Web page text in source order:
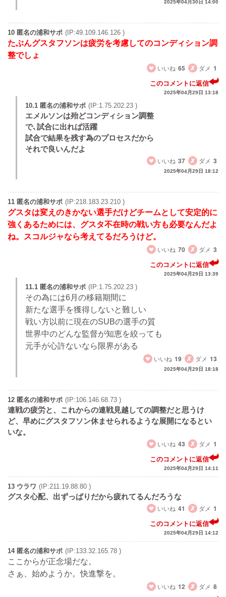
2025年04月30日 14:00
10 匿名の浦和サポ (IP:49.109.146.126 )
たぶんグスタフソンは疲労を考慮してのコンディション調
整でしょ
いいね 65 ダメ 1
このコメントに返信
2025年04月29日 13:18
10.1 匿名の浦和サポ (IP:1.75.202.23 )
エメルソンは殆どコンディション調整
で､試合に出れば活躍
試合で結果を残す為のプロセスだから
それで良いんだよ
いいね 37 ダメ 3
2025年04月29日 18:12
11 匿名の浦和サポ (IP:218.183.23.210 )
グスタは変えのきかない選手だけどチームとして安定的に
強くあるためには、グスタ不在時の戦い方も必要なんだよ
ね。スコルジャなら考えてるだろうけど。
いいね 70 ダメ 3
このコメントに返信
2025年04月29日 13:39
11.1 匿名の浦和サポ (IP:1.75.202.23 )
その為には6月の移籍期間に
新たな選手を獲得しないと難しい
戦い方以前に現在のSUBの選手の質
世界中のどんな監督が知恵を絞っても
元手が心許ないなら限界がある
いいね 19 ダメ 13
2025年04月29日 18:18
12 匿名の浦和サポ (IP:106.146.68.73 )
連戦の疲労と、これからの連戦見越しての調整だと思うけ
ど、早めにグスタフソン休ませられるような展開になるとい
いな。
いいね 43 ダメ 1
このコメントに返信
2025年04月29日 14:11
13 ウラワ (IP:211.19.88.80 )
グスタ心配、出ずっぱりだから疲れてるんだろうな
いいね 41 ダメ 1
このコメントに返信
2025年04月29日 14:12
14 匿名の浦和サポ (IP:133.32.165.78 )
ここからが正念場だな。
さぁ、始めようか。快進撃を。
いいね 12 ダメ 8